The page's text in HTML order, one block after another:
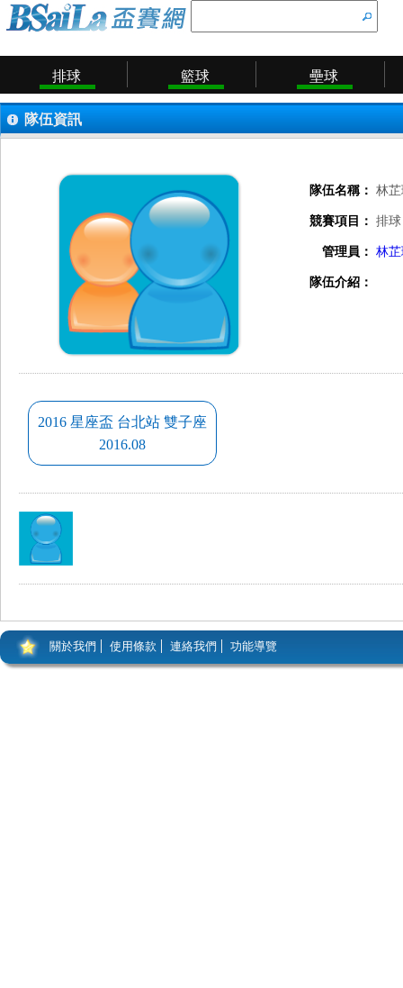
排球 籃球 壘球
隊伍資訊
隊伍名稱： 林
競賽項目： 排球
管理員： 林
隊伍介紹：
2016 星座盃 台北站 雙子座
2016.08
關於我們 使用條款 連絡我們 功能導覽